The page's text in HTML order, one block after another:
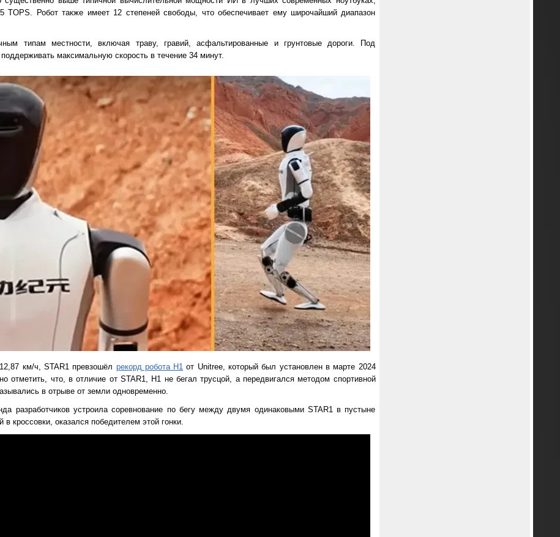
TOPS. Робот также имеет 12 степеней свободы, что обеспечивает ему широчайший диапазон
типам местности, включая траву, гравий, асфальтированные и грунтовые дороги. Под
максимальную скорость в течение 34 минут.
км/ч, STAR1 превзошёл рекорд робота H1 от Unitree, который был установлен в марте 2024
отметить, что, в отличие от STAR1, H1 не бегал трусцой, а передвигался методом спортивной
в отрыве от земли одновременно.
разработчиков устроила соревнование по бегу между двумя одинаковыми STAR1 в пустыне
кроссовки, оказался победителем этой гонки.